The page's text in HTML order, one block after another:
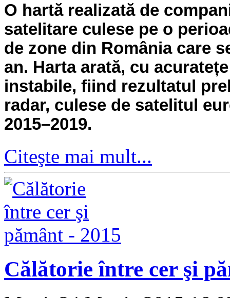
O hartă realizată de
satelitare culese pe o
de zone din România care
an. Harta arată, cu
instabile, fiind rezultatul
radar, culese de satelitul
2015–2019.
Citeşte mai mult...
Călătorie între cer şi